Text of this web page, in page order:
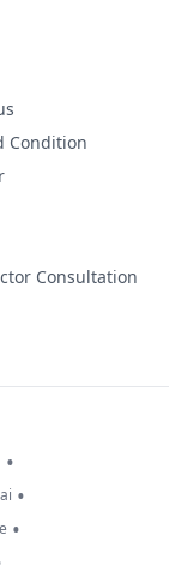
Condition
Consultation
•
•
•